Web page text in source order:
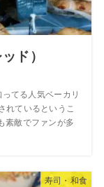
ド）
てる人気ベーカリ
れているというこ
素敵でファンが多
寿司・和食